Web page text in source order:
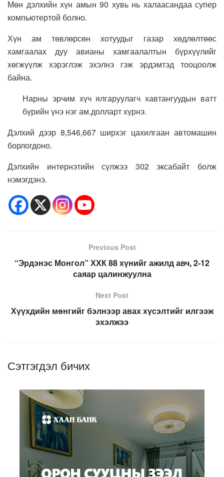
Мөн дэлхийн хүн амын 90 хувь нь халаасандаа супер
компьютертой болно.
Хүн ам төвлөрсөн хотуудыг газар хөдлөлтөөс
хамгаалах дуу авианы хамгаалалтын бүрхүүлийг
хөгжүүлж хэрэглэж эхэлнэ гэж эрдэмтэд тооцоолж
байна.
Нарны эрчим хүч ялгаруулагч хавтангуудын ватт
бүрийн үнэ нэг ам.долларт хүрнэ.
Дэлхий дээр 8,546,667 ширхэг цахилгаан автомашин
борлогдоно.
Дэлхийн интернэтийн сүлжээ 302 эксабайт болж
нэмэгдэнэ.
Previous Post
“Эрдэнэс Монгол” ХХК 88 хүнийг ажилд авч, 2-12
саяар цалинжуулна
Next Post
Хүүхдийн мөнгийг бэлнээр авах хүсэлтийг илгээж
эхэлжээ
Сэтгэгдэл бичих